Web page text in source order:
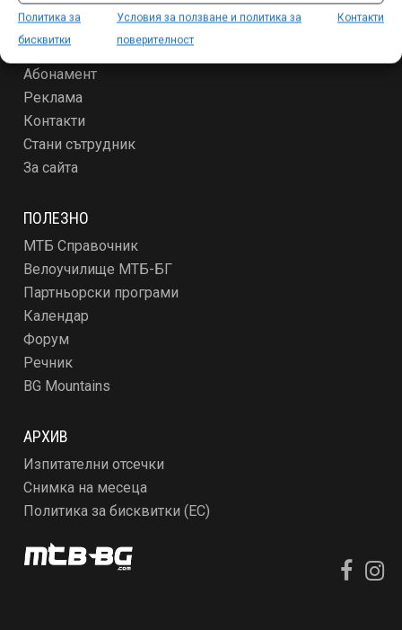
Политика за
бисквитки
Условия за ползване и политика за
поверителност
Контакти
Условия за ползване и политика за поверителност
За новодошлите
Абонамент
Реклама
Контакти
Стани сътрудник
За сайта
ПОЛЕЗНО
МТБ Справочник
Велоучилище МТБ-БГ
Партньорски програми
Календар
Форум
Речник
BG Mountains
АРХИВ
Изпитателни отсечки
Снимка на месеца
Политика за бисквитки (ЕС)